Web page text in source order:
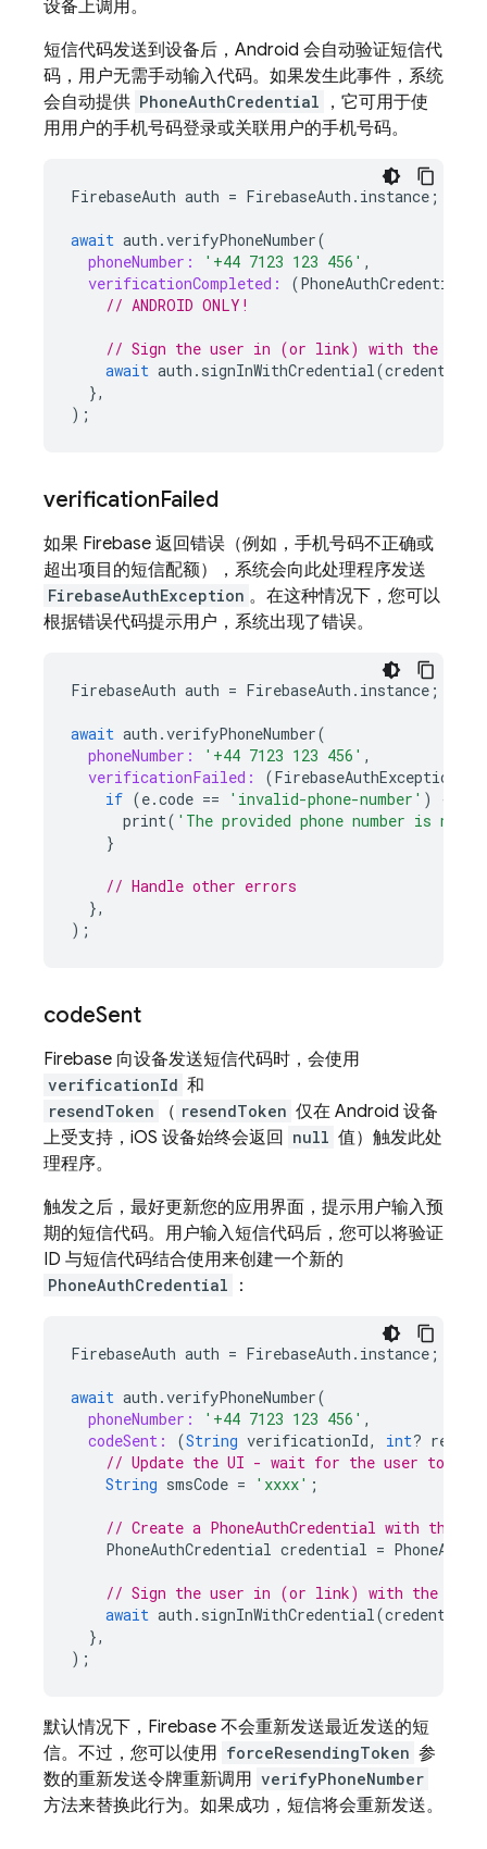
设备上调用。
短信代码发送到设备后，Android 会自动验证短信代
码，用户无需手动输入代码。如果发生此事件，系统
会自动提供 PhoneAuthCredential
，它可用于使
用用户的手机号码登录或关联用户的手机号码。
FirebaseAuth auth = FirebaseAuth . instance ;
await auth .verifyPhoneNumber(
phoneNumber:
'+44 7123 123 456' ,
verificationCompleted:
(PhoneAuthCredential
// ANDROID ONLY!
// Sign the user in (or link) with the auto-
await auth . signInWithCredential(credential
},
);
verificationFailed
如果 Firebase 返回错误（例如，手机号码不正确或
超出项目的短信配额），系统会向此处理程序发送
FirebaseAuthException 。在这种情况下，您可以
根据错误代码提示用户，系统出现了错误。
FirebaseAuth auth = FirebaseAuth . instance ;
await auth .verifyPhoneNumber(
phoneNumber:
'+44 7123 123 456' ,
verificationFailed:
(FirebaseAuthException
if (e.code == 'invalid-phone-number' )
{
print( 'The provided phone number is not
}
// Handle other errors
},
);
codeSent
Firebase 向设备发送短信代码时，会使用
verificationId 和
resendToken （ resendToken 仅在 Android 设备
上受支持，iOS 设备始终会返回 null 值）触发此处
理程序。
触发之后，最好更新您的应用界面，提示用户输入预
期的短信代码。用户输入短信代码后，您可以将验证
ID 与短信代码结合使用来创建一个新的
PhoneAuthCredential ：
FirebaseAuth auth = FirebaseAuth . instance ;
await auth .verifyPhoneNumber(
phoneNumber:
'+44 7123 123 456' ,
codeSent:
(String verificationId, int?
// Update the UI - wait for the user to enter
String smsCode = 'xxxx' ;
// Create a PhoneAuthCredential with the
PhoneAuthCredential credential =
// Sign the user in (or link) with the
await auth . signInWithCredential(credential
},
);
默认情况下，Firebase 不会重新发送最近发送的短
信。不过，您可以使用 forceResendingToken 参
数的重新发送令牌重新调用 verifyPhoneNumber
方法来替换此行为。如果成功，短信将会重新发送。